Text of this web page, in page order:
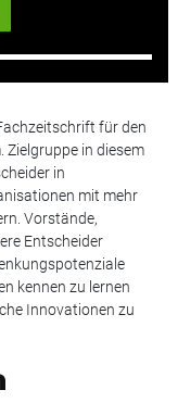
für den
in diesem
in
mit mehr
Vorstände,
Entscheider
kennen zu lernen
Innovationen zu